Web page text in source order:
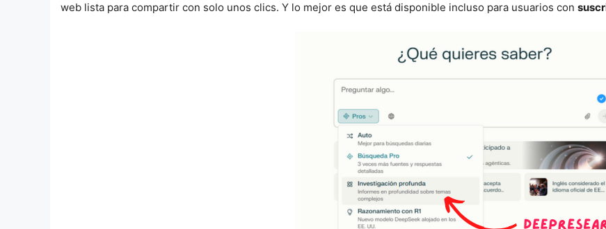
web lista para compartir con solo unos clics. Y lo mejor es que está disponible incluso para usuarios con